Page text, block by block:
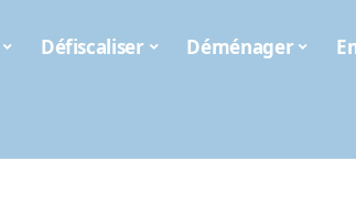
Défiscaliser Déménager